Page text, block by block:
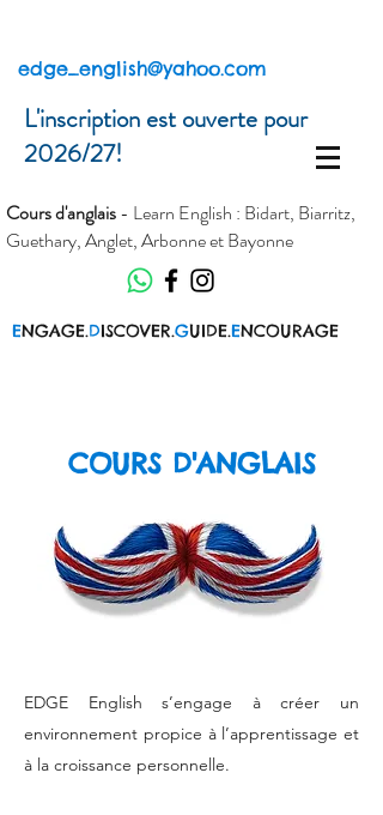
edge_english@yahoo.com
L'inscription est ouverte pour
2026/27!
Cours d'anglais- Learn English : Bidart, Biarritz,
Guethary, Anglet, Arbonne et Bayonne
ENGAGE.DISCOVER.GUIDE.ENCOURAGE
COURS D'ANGLAIS
EDGE English s’engage à créer un
environnement propice à l’apprentissage et
à la croissance personnelle.